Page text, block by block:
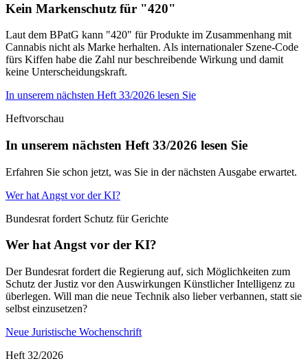
Kein Markenschutz für "420"
Laut dem BPatG kann "420" für Produkte im Zusammenhang mit
Cannabis nicht als Marke herhalten. Als internationaler Szene-Code
fürs Kiffen habe die Zahl nur beschreibende Wirkung und damit
keine Unterscheidungskraft.
In unserem nächsten Heft 33/2026 lesen Sie
Heftvorschau
In unserem nächsten Heft 33/2026 lesen Sie
Erfahren Sie schon jetzt, was Sie in der nächsten Ausgabe erwartet.
Wer hat Angst vor der KI?
Bundesrat fordert Schutz für Gerichte
Wer hat Angst vor der KI?
Der Bundesrat fordert die Regierung auf, sich Möglichkeiten zum
Schutz der Justiz vor den Auswirkungen Künstlicher Intelligenz zu
überlegen. Will man die neue Technik also lieber verbannen, statt sie
selbst einzusetzen?
Neue Juristische Wochenschrift
Heft 32/2026